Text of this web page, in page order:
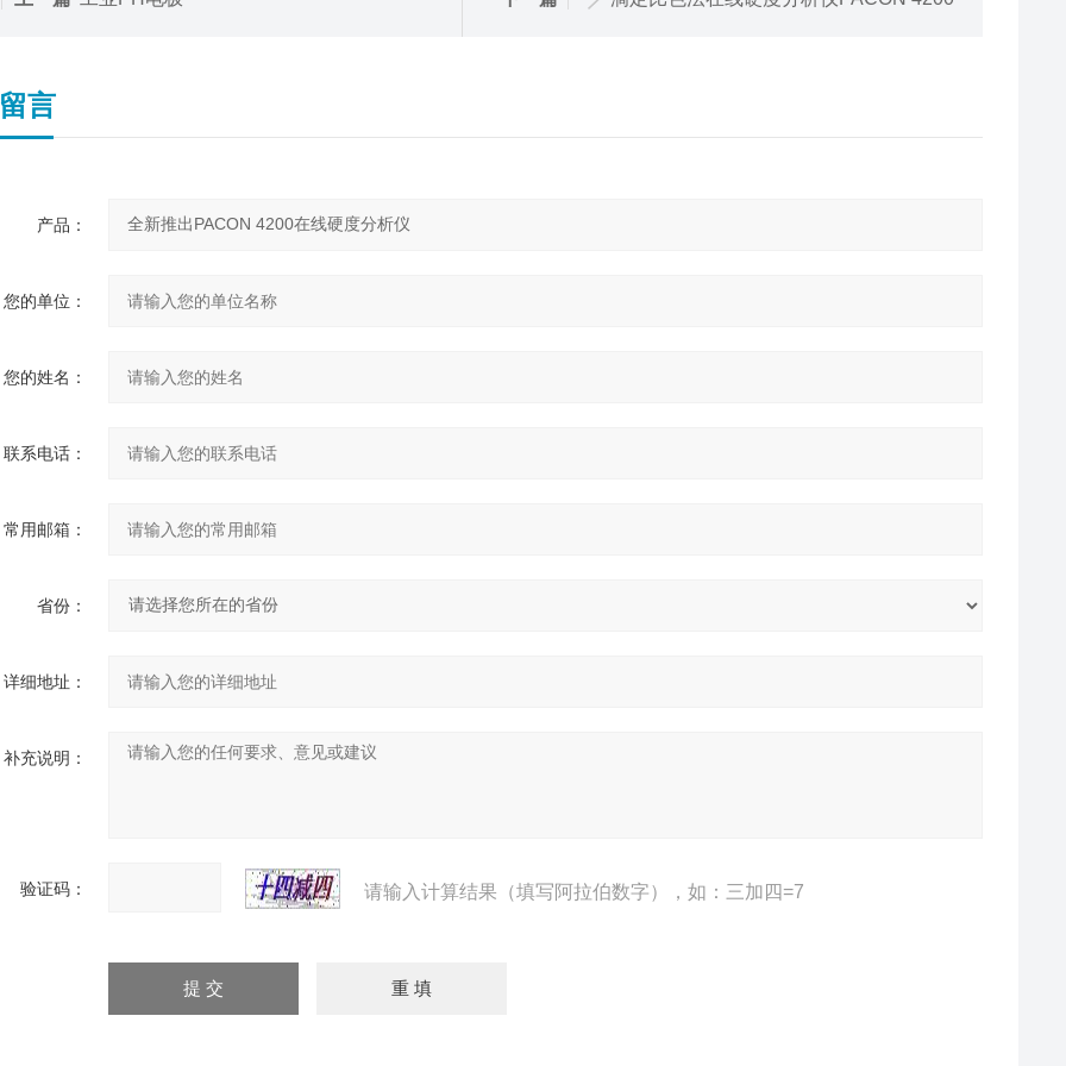
言
产品：
您的单位：
您的姓名：
联系电话：
常用邮箱：
省份：
详细地址：
补充说明：
验证码： 请输入计算结果（填写阿拉伯数字），如：三加四=7